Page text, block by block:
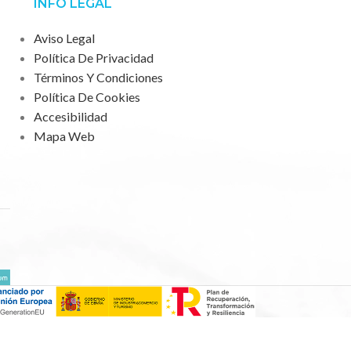
INFO LEGAL
Aviso Legal
Política De Privacidad
Términos Y Condiciones
Política De Cookies
Accesibilidad
Mapa Web